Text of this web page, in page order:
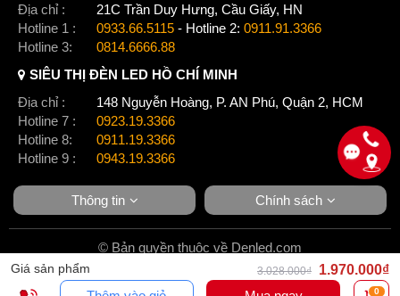
Giá sản phẩm 3.028.000₫
1.970.000₫
0
Địa chỉ :
21C Trần Duy Hưng, Cầu Giấy, HN
Hotline 1 :
0933.66.5115 - Hotline 2: 0911.91.3366
Hotline 3:
0814.6666.88
SIÊU THỊ ĐÈN LED HỒ CHÍ MINH
Địa chỉ :
148 Nguyễn Hoàng, P. AN Phú, Quận 2, HCM
Hotline 7 :
0923.19.3366
Hotline 8:
0911.19.3366
Hotline 9 :
0943.19.3366
Thông tin Chính sách
© Bản quyền thuộc về Denled.com